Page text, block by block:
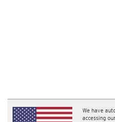
We have
accessing